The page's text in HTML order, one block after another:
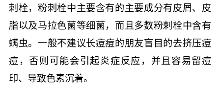
刺栓，粉刺栓中主要含有的主要成分有皮屑、皮
脂以及马拉色菌等细菌，而且多数粉刺栓中含有
螨虫。一般不建议长痘痘的朋友盲目的去挤压痘
痘，否则可能会引起炎症反应，并且容易留痘
印、导致色素沉着。